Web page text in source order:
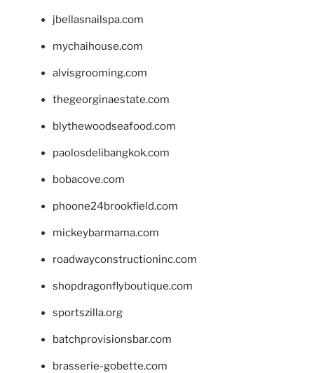
jbellasnailspa.com
mychaihouse.com
alvisgrooming.com
thegeorginaestate.com
blythewoodseafood.com
paolosdelibangkok.com
bobacove.com
phoone24brookfield.com
mickeybarmama.com
roadwayconstructioninc.com
shopdragonflyboutique.com
sportszilla.org
batchprovisionsbar.com
brasserie-gobette.com